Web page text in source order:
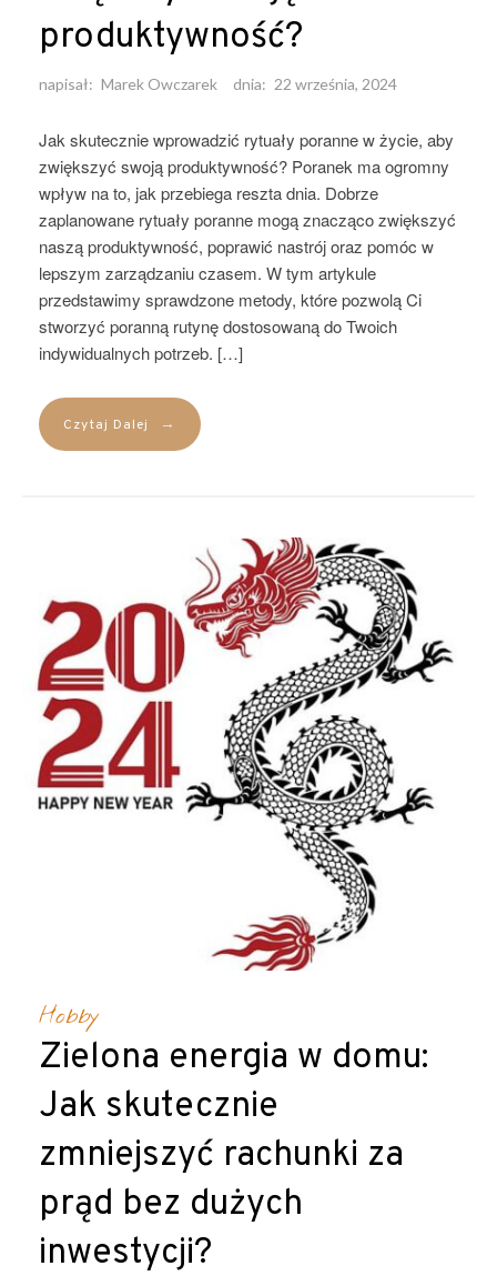
produktywność?
napisał: Marek Owczarek dnia: 22 września, 2024
Jak skutecznie wprowadzić rytuały poranne w życie, aby
zwiększyć swoją produktywność? Poranek ma ogromny
wpływ na to, jak przebiega reszta dnia. Dobrze
zaplanowane rytuały poranne mogą znacząco zwiększyć
naszą produktywność, poprawić nastrój oraz pomóc w
lepszym zarządzaniu czasem. W tym artykule
przedstawimy sprawdzone metody, które pozwolą Ci
stworzyć poranną rutynę dostosowaną do Twoich
indywidualnych potrzeb. […]
Czytaj Dalej →
Hobby
Zielona energia w domu:
Jak skutecznie
zmniejszyć rachunki za
prąd bez dużych
inwestycji?